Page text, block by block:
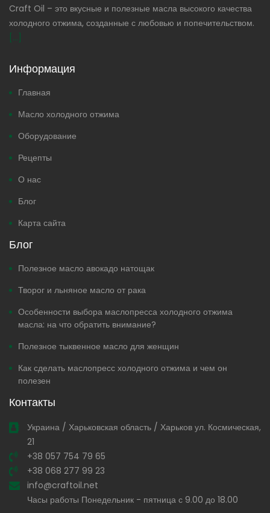
Craft Oil – это вкусные и полезные масла высокого качества
холодного отжима, созданные с любовью и попечительством.
[...]
Информация
Главная
Масло холодного отжима
Оборудование
Рецепты
О нас
Блог
Карта сайта
Блог
Полезное масло авокадо натощак
Творог и льняное масло от рака
Особенности выбора маслопресса холодного отжима
масла: на что обратить внимание?
Полезное тыквенное масло для женщин
Как сделать маслопресс холодного отжима и чем он
полезен
Контакты
Украина / Харьковская область / Харьков ул. Космическая,
21
+38 057 754 79 65
+38 068 277 99 23
info@craftoil.net
Часы работы Понедельник - пятница с 9.00 до 18.00